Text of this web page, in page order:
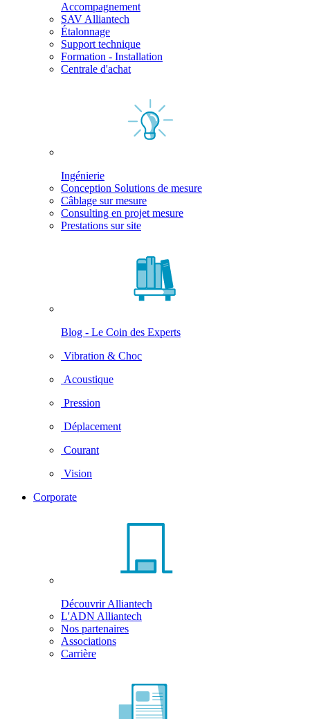
Accompagnement
SAV Alliantech
Étalonnage
Support technique
Formation - Installation
Centrale d'achat
Ingénierie
Conception Solutions de mesure
Câblage sur mesure
Consulting en projet mesure
Prestations sur site
Blog - Le Coin des Experts
Vibration & Choc
Acoustique
Pression
Déplacement
Courant
Vision
Corporate
Découvrir Alliantech
L'ADN Alliantech
Nos partenaires
Associations
Carrière